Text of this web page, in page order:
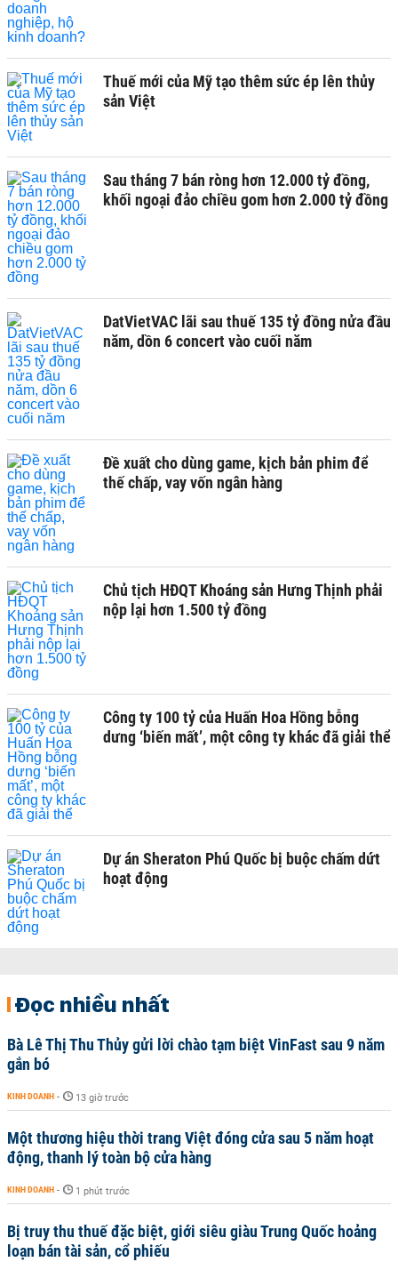
Thuế mới của Mỹ tạo thêm sức ép lên thủy
sản Việt
Sau tháng 7 bán ròng hơn 12.000 tỷ đồng,
khối ngoại đảo chiều gom hơn 2.000 tỷ đồng
DatVietVAC lãi sau thuế 135 tỷ đồng nửa đầu
năm, dồn 6 concert vào cuối năm
Đề xuất cho dùng game, kịch bản phim để
thế chấp, vay vốn ngân hàng
Chủ tịch HĐQT Khoáng sản Hưng Thịnh phải
nộp lại hơn 1.500 tỷ đồng
Công ty 100 tỷ của Huấn Hoa Hồng bỗng
dưng ‘biến mất’, một công ty khác đã giải thể
Dự án Sheraton Phú Quốc bị buộc chấm dứt
hoạt động
Đọc nhiều nhất
Bà Lê Thị Thu Thủy gửi lời chào tạm biệt VinFast sau 9 năm
gắn bó
KINH DOANH - 13 giờ trước
Một thương hiệu thời trang Việt đóng cửa sau 5 năm hoạt
động, thanh lý toàn bộ cửa hàng
KINH DOANH - 1 phút trước
Bị truy thu thuế đặc biệt, giới siêu giàu Trung Quốc hoảng
loạn bán tài sản, cổ phiếu